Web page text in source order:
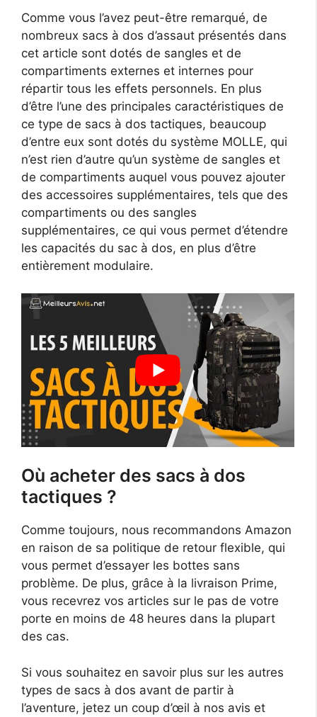
Comme vous l’avez peut-être remarqué, de
nombreux sacs à dos d’assaut présentés dans
cet article sont dotés de sangles et de
compartiments externes et internes pour
répartir tous les effets personnels. En plus
d’être l’une des principales caractéristiques de
ce type de sacs à dos tactiques, beaucoup
d’entre eux sont dotés du système MOLLE, qui
n’est rien d’autre qu’un système de sangles et
de compartiments auquel vous pouvez ajouter
des accessoires supplémentaires, tels que des
compartiments ou des sangles
supplémentaires, ce qui vous permet d’étendre
les capacités du sac à dos, en plus d’être
entièrement modulaire.
Où acheter des sacs à dos
tactiques ?
Comme toujours, nous recommandons Amazon
en raison de sa politique de retour flexible, qui
vous permet d’essayer les bottes sans
problème. De plus, grâce à la livraison Prime,
vous recevrez vos articles sur le pas de votre
porte en moins de 48 heures dans la plupart
des cas.
Si vous souhaitez en savoir plus sur les autres
types de sacs à dos avant de partir à
l’aventure, jetez un coup d’œil à nos avis et